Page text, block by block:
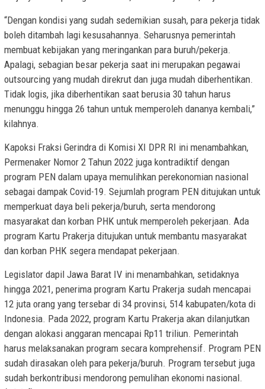
“Dengan kondisi yang sudah sedemikian susah, para pekerja tidak
boleh ditambah lagi kesusahannya. Seharusnya pemerintah
membuat kebijakan yang meringankan para buruh/pekerja.
Apalagi, sebagian besar pekerja saat ini merupakan pegawai
outsourcing yang mudah direkrut dan juga mudah diberhentikan.
Tidak logis, jika diberhentikan saat berusia 30 tahun harus
menunggu hingga 26 tahun untuk memperoleh dananya kembali,”
kilahnya.
Kapoksi Fraksi Gerindra di Komisi XI DPR RI ini menambahkan,
Permenaker Nomor 2 Tahun 2022 juga kontradiktif dengan
program PEN dalam upaya memulihkan perekonomian nasional
sebagai dampak Covid-19. Sejumlah program PEN ditujukan untuk
memperkuat daya beli pekerja/buruh, serta mendorong
masyarakat dan korban PHK untuk memperoleh pekerjaan. Ada
program Kartu Prakerja ditujukan untuk membantu masyarakat
dan korban PHK segera mendapat pekerjaan.
Legislator dapil Jawa Barat IV ini menambahkan, setidaknya
hingga 2021, penerima program Kartu Prakerja sudah mencapai
12 juta orang yang tersebar di 34 provinsi, 514 kabupaten/kota di
Indonesia. Pada 2022, program Kartu Prakerja akan dilanjutkan
dengan alokasi anggaran mencapai Rp11 triliun. Pemerintah
harus melaksanakan program secara komprehensif. Program PEN
sudah dirasakan oleh para pekerja/buruh. Program tersebut juga
sudah berkontribusi mendorong pemulihan ekonomi nasional.